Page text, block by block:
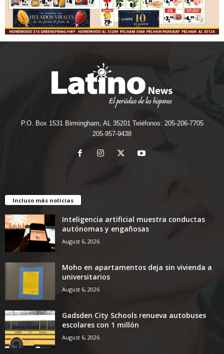
P.O. Box 1531 Birmingham, AL 35201 Teléfonos: 205-206-7705
205-957-9438
Incluso más noticias
Inteligencia artificial muestra conductas
autónomas y engañosas
August 6, 2026
Moho en apartamentos deja sin vivienda a
universitarios
August 6, 2026
Gadsden City Schools renueva autobuses
escolares con 1 millón
August 6, 2026